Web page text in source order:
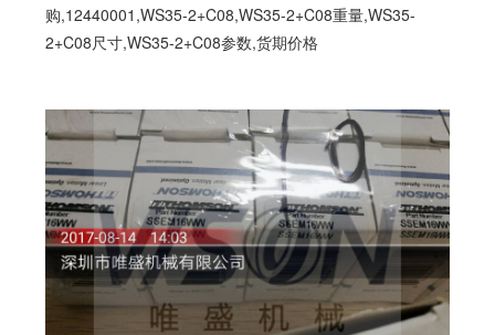
购,12440001,WS35-2+C08,WS35-2+C08重量,WS35-
2+C08尺寸,WS35-2+C08参数,货期价格